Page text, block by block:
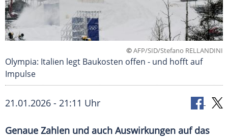
©AFP/SID/Stefano RELLANDINI
Olympia: Italien legt Baukosten offen - und hofft auf
Impulse
21.01.2026 - 21:11 Uhr
Genaue Zahlen und auch Auswirkungen auf das